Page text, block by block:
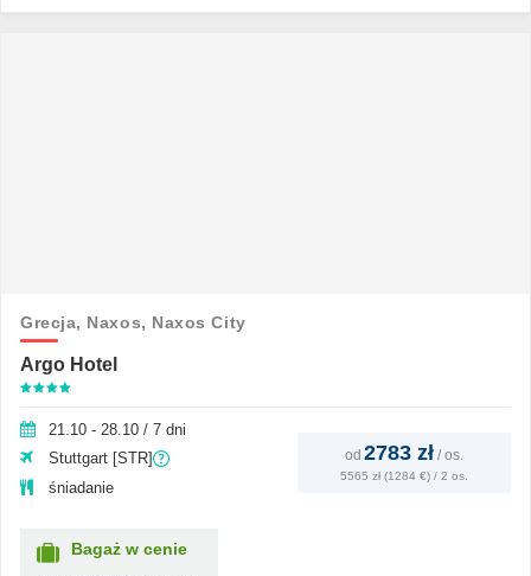
Grecja, Naxos, Naxos City
Argo Hotel
21.10 - 28.10 / 7 dni
Stuttgart [STR]
śniadanie
Bagaż w cenie
od 2783 zł / os.
5565 zł (1284 €) / 2 os.